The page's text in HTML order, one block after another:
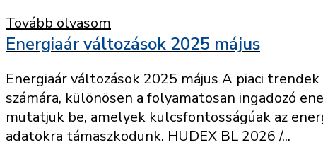
Tovább olvasom
Energiaár változások 2025 május
Energiaár változások 2025 május A piaci
számára, különösen a folyamatosan ingadozó
mutatjuk be, amelyek kulcsfontosságúak az
adatokra támaszkodunk. HUDEX BL 2026 /...